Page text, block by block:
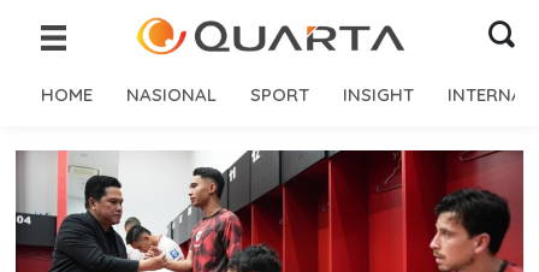
HOME NASIONAL SPORT INSIGHT